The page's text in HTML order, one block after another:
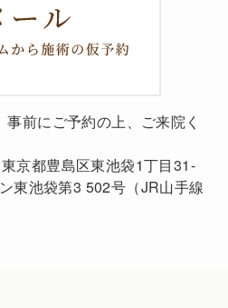
前にご予約の上、ご来院く
京都豊島区東池袋1丁目31-
東池袋第3 502号（JR山手線